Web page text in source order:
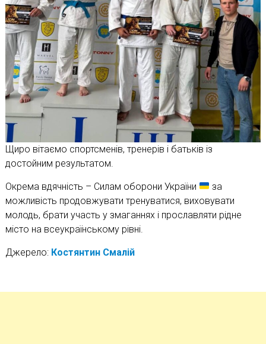
Щиро вітаємо спортсменів, тренерів і батьків із
достойним результатом.
Окрема вдячність – Силам оборони України
за
можливість продовжувати тренуватися, виховувати
молодь, брати участь у змаганнях і прославляти рідне
місто на всеукраїнському рівні.
Джерело: Костянтин Смалій